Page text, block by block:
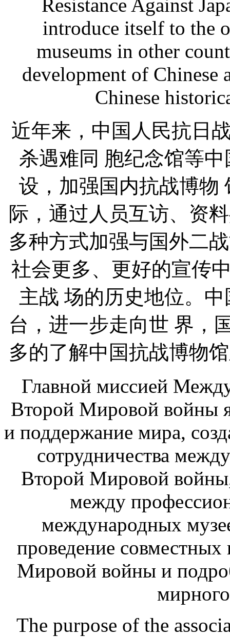
Resistance Against
introduce itself to the
museums in other
development of Chinese
Chinese
近年来，中国人民抗日
杀遇难同 胞纪念馆等
设，加强国内抗战博物
际，通过人员互访、资
多种方式加强与国外二
社会更多、更好的宣传
主战 场的历史地位。
台，进一步走向世 界，
多的了解中国抗战博物
Главной миссией
Второй Мировой войны
и поддержание мира,
сотрудничества
Второй Мировой
между
международных
проведение
Мировой войны и
The purpose of the